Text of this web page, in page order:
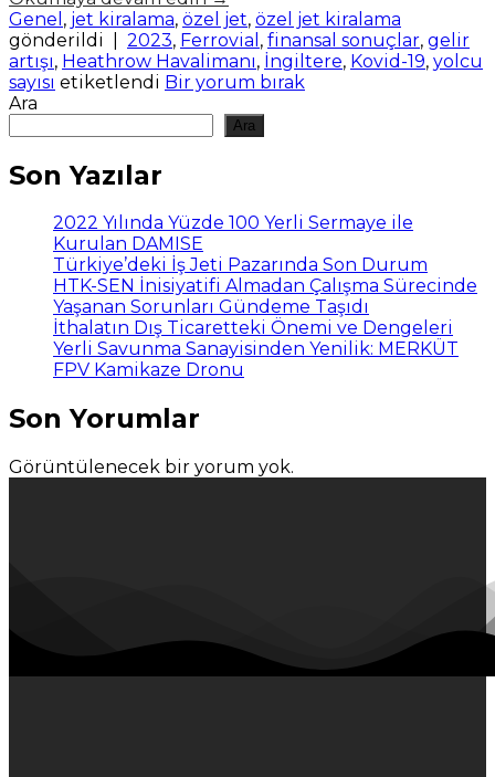
Genel , jet kiralama, özel jet, özel jet kiralama
gönderildi
2023, Ferrovial , finansal sonuçlar, gelir
artışı, Heathrow Havalimanı, İngiltere, Kovid-19, yolcu
sayısı etiketlendi Bir yorum bırak
Ara
Ara
Son Yazılar
2022 Yılında Yüzde 100 Yerli Sermaye ile
Kurulan DAMISE
Türkiye’deki İş Jeti Pazarında Son Durum
HTK-SEN İnisiyatifi Almadan Çalışma Sürecinde
Yaşanan Sorunları Gündeme Taşıdı
İthalatın Dış Ticaretteki Önemi ve Dengeleri
Yerli Savunma Sanayisinden Yenilik: MERKÜT
FPV Kamikaze Dronu
Son Yorumlar
Görüntülenecek bir yorum yok.